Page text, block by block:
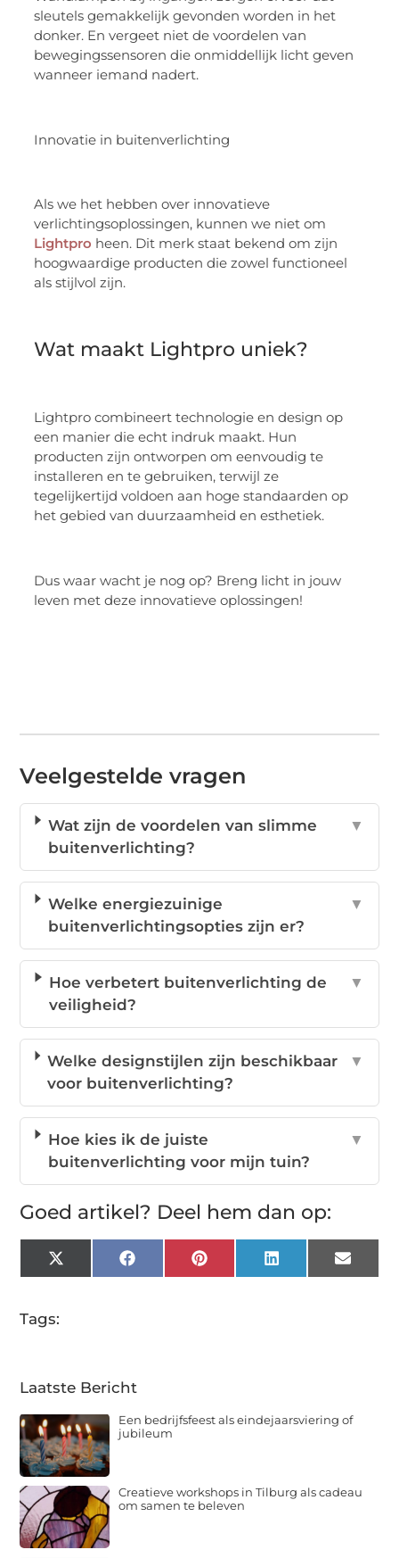
sleutels gemakkelijk gevonden worden in het
donker. En vergeet niet de voordelen van
bewegingssensoren die onmiddellijk licht geven
wanneer iemand nadert.
Innovatie in buitenverlichting
Als we het hebben over innovatieve
verlichtingsoplossingen, kunnen we niet om
Lightpro heen. Dit merk staat bekend om zijn
hoogwaardige producten die zowel functioneel
als stijlvol zijn.
Wat maakt Lightpro uniek?
Lightpro combineert technologie en design op
een manier die echt indruk maakt. Hun
producten zijn ontworpen om eenvoudig te
installeren en te gebruiken, terwijl ze
tegelijkertijd voldoen aan hoge standaarden op
het gebied van duurzaamheid en esthetiek.
Dus waar wacht je nog op? Breng licht in jouw
leven met deze innovatieve oplossingen!
Veelgestelde vragen
Wat zijn de voordelen van slimme
buitenverlichting?
▼
Welke energiezuinige
buitenverlichtingsopties zijn er?
▼
Hoe verbetert buitenverlichting de
veiligheid?
▼
Welke designstijlen zijn beschikbaar
voor buitenverlichting?
▼
Hoe kies ik de juiste
buitenverlichting voor mijn tuin?
▼
Goed artikel? Deel hem dan op:
X
(Twitter)
FacebookPinterestLinkedInEmail
Tags:
Laatste Bericht
Een bedrijfsfeest als eindejaarsviering of
jubileum
Creatieve workshops in Tilburg als cadeau
om samen te beleven